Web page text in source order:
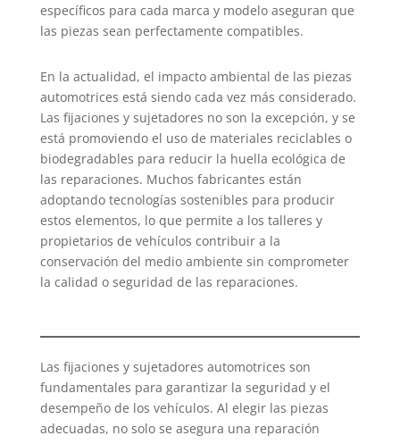
específicos para cada marca y modelo aseguran que
las piezas sean perfectamente compatibles.
En la actualidad, el impacto ambiental de las piezas
automotrices está siendo cada vez más considerado.
Las fijaciones y sujetadores no son la excepción, y se
está promoviendo el uso de materiales reciclables o
biodegradables para reducir la huella ecológica de
las reparaciones. Muchos fabricantes están
adoptando tecnologías sostenibles para producir
estos elementos, lo que permite a los talleres y
propietarios de vehículos contribuir a la
conservación del medio ambiente sin comprometer
la calidad o seguridad de las reparaciones.
Las fijaciones y sujetadores automotrices son
fundamentales para garantizar la seguridad y el
desempeño de los vehículos. Al elegir las piezas
adecuadas, no solo se asegura una reparación